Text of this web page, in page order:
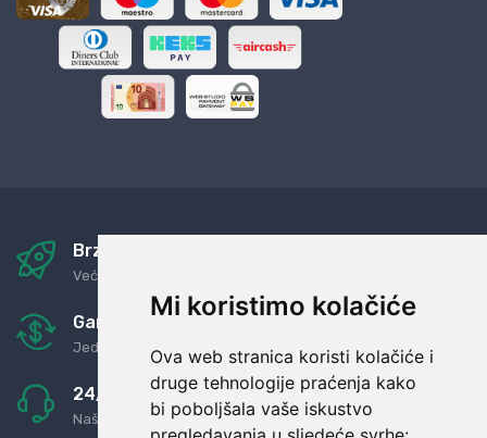
Mi koristimo kolačiće
Ova web stranica koristi kolačiće i
druge tehnologije praćenja kako
bi poboljšala vaše iskustvo
Brza i sigurna dostava
Već za nekoliko dana kod vas
Garancija u povrat novaca
Jednostavno pravilo: Roba za novac
24/7 odlična podrška
Naši agenti uvijek na raspolaganju